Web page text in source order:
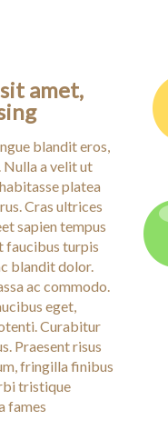
amet,
blandit eros,
Nulla a velit ut
platea
Cras ultrices
sapien tempus
faucibus turpis
blandit dolor.
ac commodo.
eget,
Curabitur
Praesent risus
fringilla finibus
tristique
fames